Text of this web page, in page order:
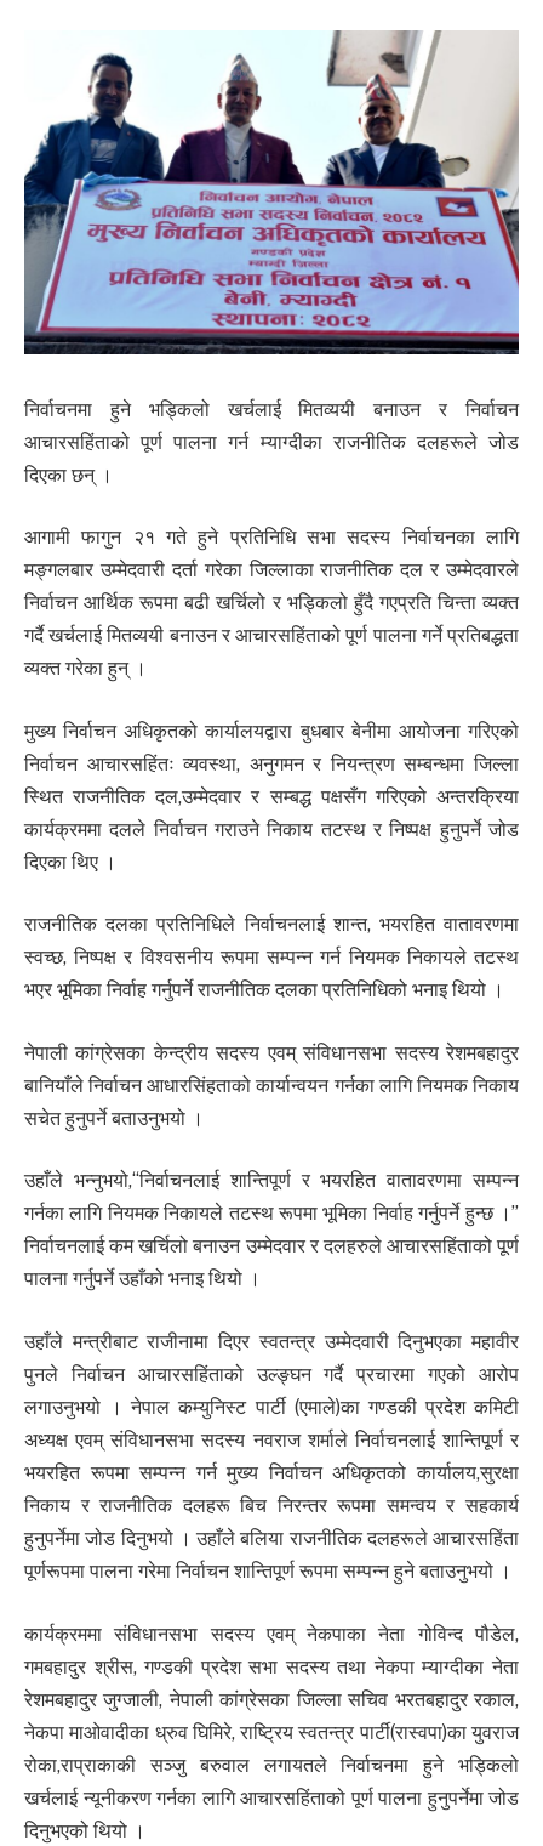
निर्वाचनमा हुने भड्किलो खर्चलाई मितव्ययी बनाउन र निर्वाचन
आचारसहिंताको पूर्ण पालना गर्न म्याग्दीका राजनीतिक दलहरूले जोड
दिएका छन् ।
आगामी फागुन २१ गते हुने प्रतिनिधि सभा सदस्य निर्वाचनका लागि
मङ्गलबार उम्मेदवारी दर्ता गरेका जिल्लाका राजनीतिक दल र उम्मेदवारले
निर्वाचन आर्थिक रूपमा बढी खर्चिलो र भड्किलो हुँदै गएप्रति चिन्ता व्यक्त
गर्दै खर्चलाई मितव्ययी बनाउन र आचारसहिंताको पूर्ण पालना गर्ने प्रतिबद्धता
व्यक्त गरेका हुन् ।
मुख्य निर्वाचन अधिकृतको कार्यालयद्वारा बुधबार बेनीमा आयोजना गरिएको
निर्वाचन आचारसहिंतः व्यवस्था, अनुगमन र नियन्त्रण सम्बन्धमा जिल्ला
स्थित राजनीतिक दल,उम्मेदवार र सम्बद्ध पक्षसँग गरिएको अन्तरक्रिया
कार्यक्रममा दलले निर्वाचन गराउने निकाय तटस्थ र निष्पक्ष हुनुपर्ने जोड
दिएका थिए ।
राजनीतिक दलका प्रतिनिधिले निर्वाचनलाई शान्त, भयरहित वातावरणमा
स्वच्छ, निष्पक्ष र विश्वसनीय रूपमा सम्पन्न गर्न नियमक निकायले तटस्थ
भएर भूमिका निर्वाह गर्नुपर्ने राजनीतिक दलका प्रतिनिधिको भनाइ थियो ।
नेपाली कांग्रेसका केन्द्रीय सदस्य एवम् संविधानसभा सदस्य रेशमबहादुर
बानियाँले निर्वाचन आधारसिंहताको कार्यान्वयन गर्नका लागि नियमक निकाय
सचेत हुनुपर्ने बताउनुभयो ।
उहाँले भन्नुभयो,‘‘निर्वाचनलाई शान्तिपूर्ण र भयरहित वातावरणमा सम्पन्न
गर्नका लागि नियमक निकायले तटस्थ रूपमा भूमिका निर्वाह गर्नुपर्ने हुन्छ ।’’
निर्वाचनलाई कम खर्चिलो बनाउन उम्मेदवार र दलहरुले आचारसहिंताको पूर्ण
पालना गर्नुपर्ने उहाँको भनाइ थियो ।
उहाँले मन्त्रीबाट राजीनामा दिएर स्वतन्त्र उम्मेदवारी दिनुभएका महावीर
पुनले निर्वाचन आचारसहिंताको उल्ङ्घन गर्दै प्रचारमा गएको आरोप
लगाउनुभयो । नेपाल कम्युनिस्ट पार्टी (एमाले)का गण्डकी प्रदेश कमिटी
अध्यक्ष एवम् संविधानसभा सदस्य नवराज शर्माले निर्वाचनलाई शान्तिपूर्ण र
भयरहित रूपमा सम्पन्न गर्न मुख्य निर्वाचन अधिकृतको कार्यालय,सुरक्षा
निकाय र राजनीतिक दलहरू बिच निरन्तर रूपमा समन्वय र सहकार्य
हुनुपर्नेमा जोड दिनुभयो । उहाँले बलिया राजनीतिक दलहरूले आचारसहिंता
पूर्णरूपमा पालना गरेमा निर्वाचन शान्तिपूर्ण रूपमा सम्पन्न हुने बताउनुभयो ।
कार्यक्रममा संविधानसभा सदस्य एवम् नेकपाका नेता गोविन्द पौडेल,
गमबहादुर श्रीस, गण्डकी प्रदेश सभा सदस्य तथा नेकपा म्याग्दीका नेता
रेशमबहादुर जुग्जाली, नेपाली कांग्रेसका जिल्ला सचिव भरतबहादुर रकाल,
नेकपा माओवादीका ध्रुव घिमिरे, राष्ट्रिय स्वतन्त्र पार्टी(रास्वपा)का युवराज
रोका,राप्राकाकी सञ्जु बरुवाल लगायतले निर्वाचनमा हुने भड्किलो
खर्चलाई न्यूनीकरण गर्नका लागि आचारसहिंताको पूर्ण पालना हुनुपर्नेमा जोड
दिनुभएको थियो ।